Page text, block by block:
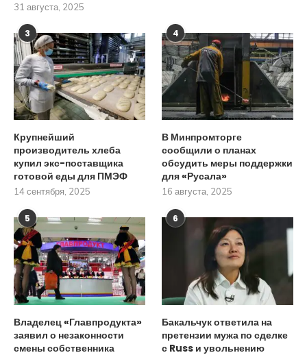
31 августа, 2025
3
Крупнейший
производитель хлеба
купил экс-поставщика
готовой еды для ПМЭФ
14 сентября, 2025
4
В Минпромторге
сообщили о планах
обсудить меры поддержки
для «Русала»
16 августа, 2025
5
Владелец «Главпродукта»
заявил о незаконности
смены собственника
6
Бакальчук ответила на
претензии мужа по сделке
с Russ и увольнению